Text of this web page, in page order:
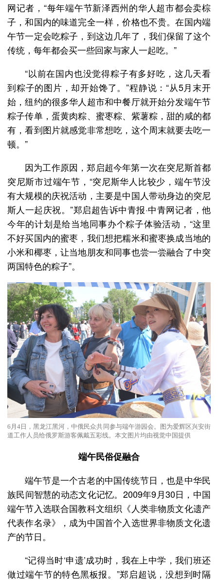
网记者，“每年端午节新泽西州的华人超市都会卖棕
子，和国内的味道完全一样，价格也不贵。在国内端
午节一定会吃粽子，到这边几年了，我们保留了这个
传统，每年都会买一些回家与家人一起吃。”
“以前在国内也没觉得粽子有多好吃，这几天看
到粽子的图片，却开始馋了。”程静说：“从5月末开
始，纽约的很多华人超市和中餐厅就开始分发端午节
粽子传单，蛋黄肉粽、蜜枣粽、紫薯粽，甜的咸的都
有，看到图片就感觉非常想吃，这个周末就要去吃一
顿。”
因为工作原因，郑启超今年第一次在突尼斯首都
突尼斯市过端午节，“突尼斯华人比较少，端午节没
有大规模的庆祝活动，主要是中国人带动身边的突尼
斯人一起庆祝。”郑启超告诉中青报·中青网记者，他
今年的计划是给当地同事办个粽子体验活动，“这里
不好买国内的蜜枣，我们想把糯米和蜜枣换成当地的
小米和椰枣，让当地朋友和同事也尝一尝融合了中突
两国特色的粽子”。
6月4日，黑龙江黑河，中俄民众共同参与端午游园会。图为爱辉区兴安街
道工作人员给俄罗斯游客佩戴五彩线。本文图片均由视觉中国提供
端午民俗促融合
端午节是一个古老的中国传统节日，也是中华民
族民间智慧的动态文化记忆。2009年9月30日，中国
端午节入选联合国教科文组织《人类非物质文化遗产
代表作名录》，成为中国首个入选世界非物质文化遗
产的节日。
“记得当时‘申遗’成功时，我在上中学，我们班还
做过端午节的特色黑板报。”郑启超说，没想到时隔